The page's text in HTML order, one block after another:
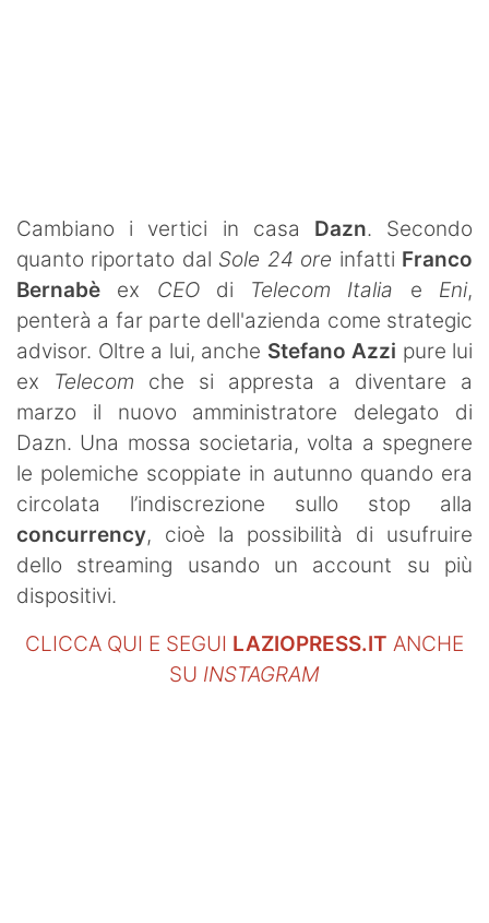
Contatti
Cambiano i vertici in casa Dazn. Secondo
quanto riportato dal Sole 24 ore infatti Franco
Bernabè ex CEOdi Telecom Italia e Eni,
penterà a far parte dell'azienda come strategic
advisor. Oltre a lui, anche Stefano Azzi pure lui
ex Telecom che si appresta a diventare a
marzo il nuovo amministratore delegato di
Dazn. Una mossa societaria, volta a spegnere
le polemiche scoppiate in autunno quando era
circolata l’indiscrezione sullo stop alla
concurrency, cioè la possibilità di usufruire
dello streaming usando un account su più
dispositivi.
CLICCA QUI E SEGUI LAZIOPRESS.IT ANCHE
SU INSTAGRAM